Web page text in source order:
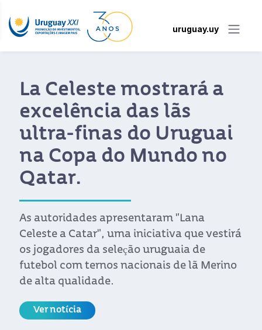
uruguay.uy
La Celeste mostrará a
excelência das lãs
ultra-finas do Uruguai
na Copa do Mundo no
Qatar.
As autoridades apresentaram "Lana
Celeste a Catar", uma iniciativa que vestirá
os jogadores da seleção uruguaia de
futebol com ternos nacionais de lã Merino
de alta qualidade.
Ver notícia